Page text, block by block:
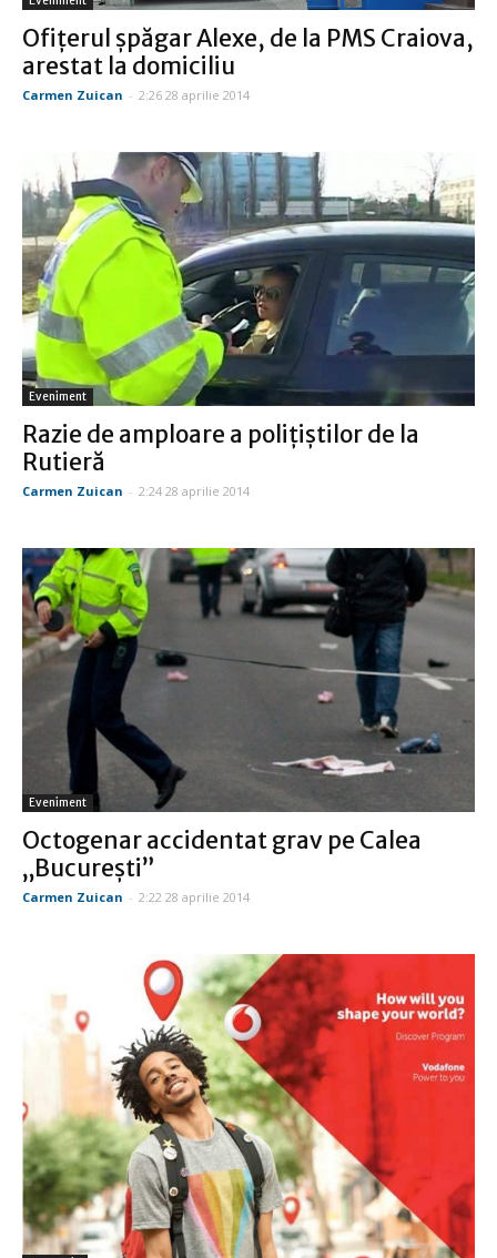
Ofițerul șpăgar Alexe, de la PMS Craiova,
arestat la domiciliu
Carmen Zuican - 2:26 28 aprilie 2014
Eveniment
Razie de amploare a polițiștilor de la
Rutieră
Carmen Zuican - 2:24 28 aprilie 2014
Eveniment
Octogenar accidentat grav pe Calea
„București”
Carmen Zuican - 2:22 28 aprilie 2014